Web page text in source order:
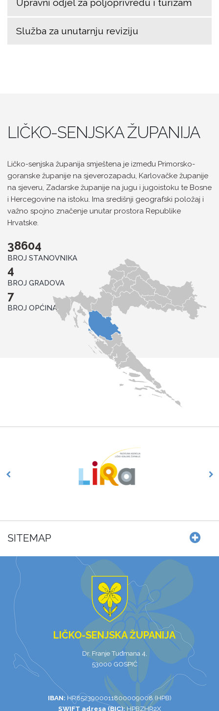
LIČKO-SENJSKA ŽUPANIJA
Ličko-senjska županija smještena je između Primorsko-
goranske županije na sjeverozapadu, Karlovačke županije
na sjeveru, Zadarske županije na jugu i jugoistoku te Bosne
i Hercegovine na istoku. Ima središnji geografski položaj i
važno spojno značenje unutar prostora Republike
Hrvatske.
42893+
BROJ STANOVNIKA
4
BROJ GRADOVA
8
BROJ OPĆINA
SITEMAP
LIČKO-SENJSKA ŽUPANIJA
Dr. Franje Tuđmana 4,
53000 GOSPIĆ
IBAN: HR8523900011800009008 (HPB)
SWIFT adresa (BIC):HPBZHR2X